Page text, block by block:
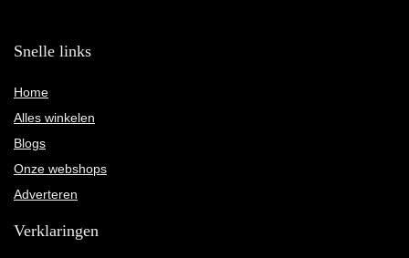
Snelle links
Home
Alles winkelen
Blogs
Onze webshops
Adverteren
Verklaringen